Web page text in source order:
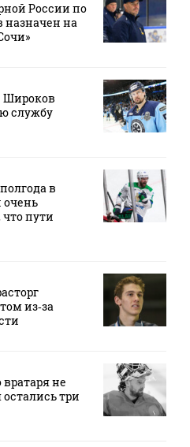
России по
на
службу
в
очень
пути
из‑за
не
остались три